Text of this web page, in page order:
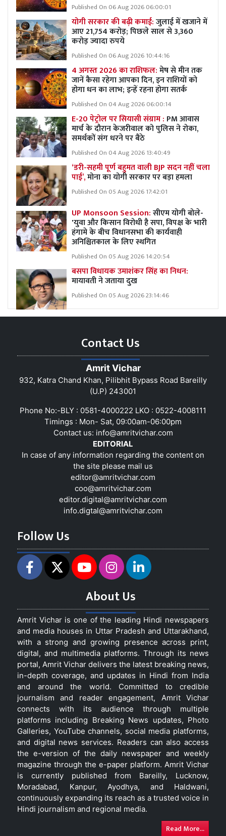
Published On 06 Aug 2026 06:00:01
योगी सरकार की बढ़ी कमाई:जुलाई में खजाने में
आए 21,754 करोड़; पिछले साल से 3,360
करोड़ ज्यादा रुपये
Published On 06 Aug 2026 10:44:16
4 अगस्त 2026 का राशिफल:मेष से मीन तक
जानें कैसा रहेगा आपका दिन, इन राशियों को
होगा धन का लाभ; इन्हें रहना होगा सतर्क
Published On 04 Aug 2026 06:00:14
E-20 पेट्रोल पर सियासी संग्राम : PM आवास
मार्च के दौरान केजरीवाल को पुलिस ने रोका,
समर्थकों संग धरने पर बैठे
Published On 04 Aug 2026 13:40:49
‘डरी-सहमी पूर्ण बहुमत वाली BJP सदन नहीं चला
पाई’,मोना का योगी सरकार पर बड़ा हमला
Published On 05 Aug 2026 17:42:01
UP Monsoon Session:सीएम योगी बोले-
'युवा और किसान विरोधी है सपा, विपक्ष के भारी
हंगामे के बीच विधानसभा की कार्यवाही
अनिश्चितकाल के लिए स्थगित
Published On 05 Aug 2026 14:20:54
बसपा विधायक उमाशंकर सिंह का निधन:
मायावती ने जताया दुख
Published On 05 Aug 2026 23:14:46
Contact Us
Amrit Vichar
932, Katra Chand Khan, Pilibhit Bypass Road Bareilly
(U.P) 243001
Phone No:-BLY : 0581-4000222 LKO : 0522-4008111
Timings : Mon- Sat, 09:00am-06:00pm
Contact us: info@amritvichar.com
EDITORIAL
In case of any information regarding the content on
the site please mail us
editor@amritvichar.com
coo@amritvichar.com
editor.digital@amritvichar.com
info.digtal@amritvichar.com
Follow Us
About Us
Amrit Vichar is one of the leading Hindi newspapers
and media houses in Uttar Pradesh and Uttarakhand,
with a strong and growing presence across print,
digital, and multimedia platforms. Through its news
portal, Amrit Vichar delivers the latest breaking news,
in-depth coverage, and updates in Hindi from India
and around the world. Committed to credible
journalism and reader engagement, Amrit Vichar
connects with its audience through multiple
platforms including Breaking News updates, Photo
Galleries, YouTube channels, social media platforms,
and digital news services. Readers can also access
the e-version of the daily newspaper and weekly
magazine through the e-paper platform. Amrit Vichar
is currently published from Bareilly, Lucknow,
Moradabad, Kanpur, Ayodhya, and Haldwani,
continuously expanding its reach as a trusted voice in
Hindi journalism and regional media.
Read More...